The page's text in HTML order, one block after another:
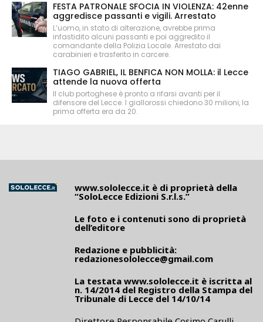
FESTA PATRONALE SFOCIA IN VIOLENZA: 42enne
aggredisce passanti e vigili. Arrestato
L’uomo, in stato di alterazione, avrebbe prima
infastidito alcuni passanti e poi aggredito il
comandante della Polizia Locale. Arrestato dai
carabinieri e trasferito in carcere.
TIAGO GABRIEL, IL BENFICA NON MOLLA: il Lecce
attende la nuova offerta
Il club portoghese è pronto a rifarsi avanti per il
difensore del Lecce. I giallorossi chiedono 30 milioni, la
prima offerta era da 20.
www.sololecce.it è di proprietà della
“SoloLecce Edizioni S.r.l.s.”
Le foto e i contenuti sono di proprietà
dell’editore
Redazione e pubblicità:
redazionesololecce@gmail.com
La testata www.sololecce.it è iscritta al
n. 14/2014 del Registro della Stampa del
Tribunale di Lecce del 14/10/14